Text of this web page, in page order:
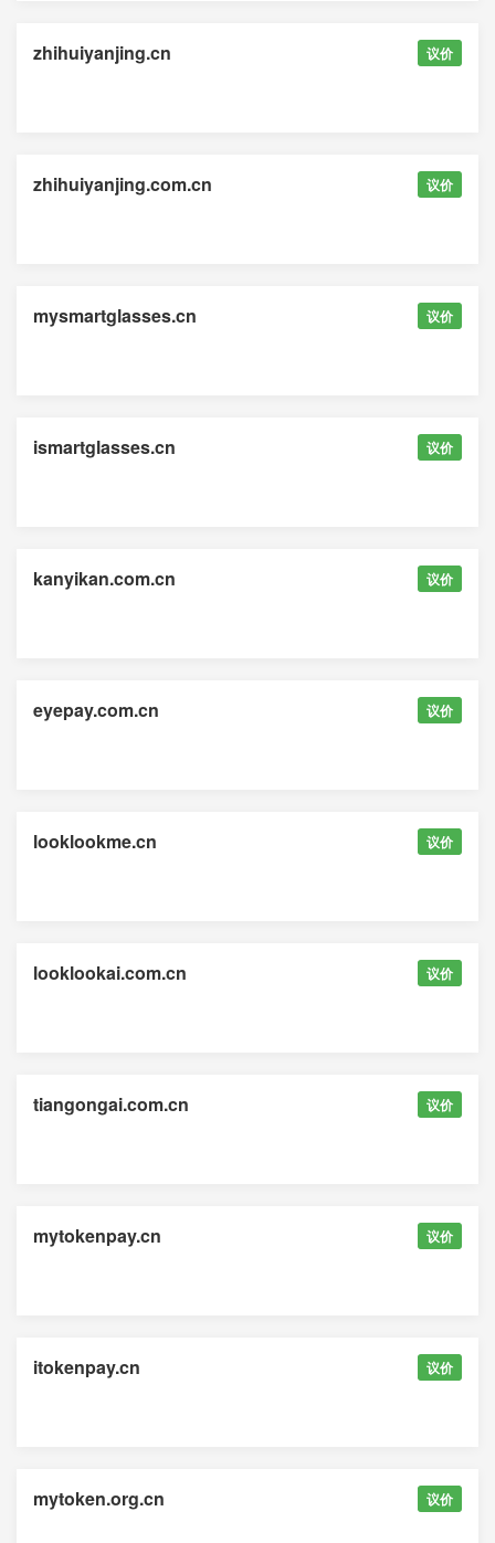
zhihuiyanjing.cn 议价
zhihuiyanjing.com.cn 议价
mysmartglasses.cn 议价
ismartglasses.cn 议价
kanyikan.com.cn 议价
eyepay.com.cn 议价
looklookme.cn 议价
looklookai.com.cn 议价
tiangongai.com.cn 议价
mytokenpay.cn 议价
itokenpay.cn 议价
mytoken.org.cn 议价